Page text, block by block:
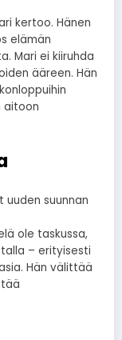
kertoo. Hänen
elämän
Mari ei kiiruhda
ääreen. Hän
aitoon
uuden suunnan
ole taskussa,
– erityisesti
Hän välittää